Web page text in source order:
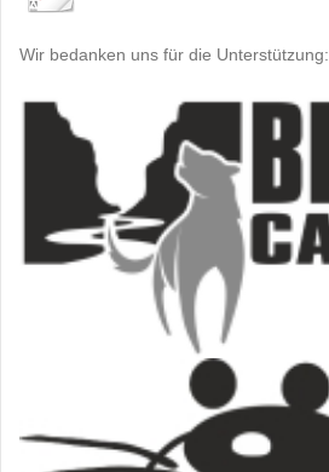
Wir bedanken uns für die Unterstützung: